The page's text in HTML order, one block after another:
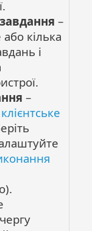
–
кілька
і
–
клієнтське